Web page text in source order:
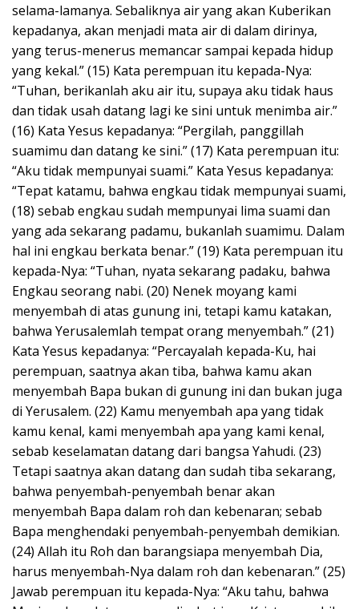
selama-lamanya. Sebaliknya air yang akan Kuberikan
kepadanya, akan menjadi mata air di dalam dirinya,
yang terus-menerus memancar sampai kepada hidup
yang kekal.” (15) Kata perempuan itu kepada-Nya:
“Tuhan, berikanlah aku air itu, supaya aku tidak haus
dan tidak usah datang lagi ke sini untuk menimba air.”
(16) Kata Yesus kepadanya: “Pergilah, panggillah
suamimu dan datang ke sini.” (17) Kata perempuan itu:
“Aku tidak mempunyai suami.” Kata Yesus kepadanya:
“Tepat katamu, bahwa engkau tidak mempunyai suami,
(18) sebab engkau sudah mempunyai lima suami dan
yang ada sekarang padamu, bukanlah suamimu. Dalam
hal ini engkau berkata benar.” (19) Kata perempuan itu
kepada-Nya: “Tuhan, nyata sekarang padaku, bahwa
Engkau seorang nabi. (20) Nenek moyang kami
menyembah di atas gunung ini, tetapi kamu katakan,
bahwa Yerusalemlah tempat orang menyembah.” (21)
Kata Yesus kepadanya: “Percayalah kepada-Ku, hai
perempuan, saatnya akan tiba, bahwa kamu akan
menyembah Bapa bukan di gunung ini dan bukan juga
di Yerusalem. (22) Kamu menyembah apa yang tidak
kamu kenal, kami menyembah apa yang kami kenal,
sebab keselamatan datang dari bangsa Yahudi. (23)
Tetapi saatnya akan datang dan sudah tiba sekarang,
bahwa penyembah-penyembah benar akan
menyembah Bapa dalam roh dan kebenaran; sebab
Bapa menghendaki penyembah-penyembah demikian.
(24) Allah itu Roh dan barangsiapa menyembah Dia,
harus menyembah-Nya dalam roh dan kebenaran.” (25)
Jawab perempuan itu kepada-Nya: “Aku tahu, bahwa